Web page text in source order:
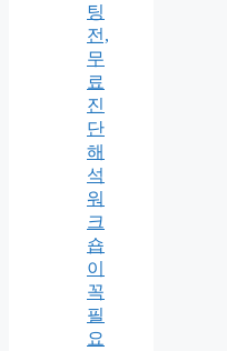
팅
전,
무
료
진
단
해
석
워
크
숍
이
꼭
필
요